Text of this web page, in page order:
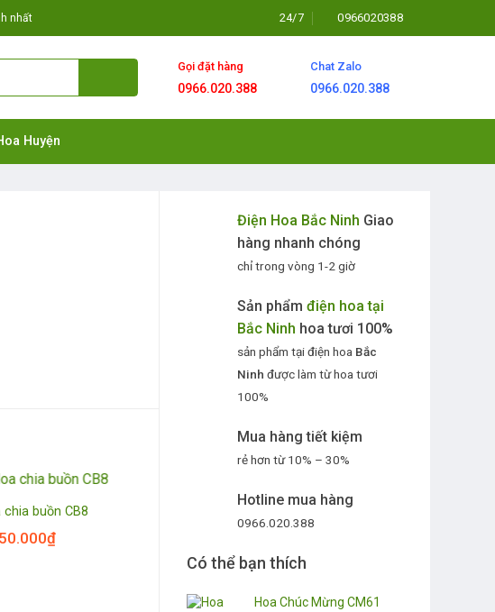
nhất 24/7 0966020388
Gọi đặt hàng
0966.020.388
Chat Zalo
0966.020.388
Huyện
Điện Hoa Bắc Ninh Giao
hàng nhanh chóng
chỉ trong vòng 1-2 giờ
Sản phẩm điện hoa tại
Bắc Ninh hoa tươi 100%
sản phẩm tại điện hoa Bắc
Ninh được làm từ hoa tươi
100%
Mua hàng tiết kiệm
rẻ hơn từ 10% – 30%
Hotline mua hàng
0966.020.388
Có thể bạn thích
Hoa Chúc Mừng CM61
chia buồn CB8
₫